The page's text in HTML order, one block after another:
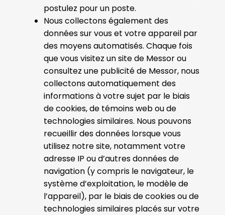
postulez pour un poste.
Nous collectons également des
données sur vous et votre appareil par
des moyens automatisés. Chaque fois
que vous visitez un site de Messor ou
consultez une publicité de Messor, nous
collectons automatiquement des
informations à votre sujet par le biais
de cookies, de témoins web ou de
technologies similaires. Nous pouvons
recueillir des données lorsque vous
utilisez notre site, notamment votre
adresse IP ou d’autres données de
navigation (y compris le navigateur, le
système d’exploitation, le modèle de
l’appareil), par le biais de cookies ou de
technologies similaires placés sur votre